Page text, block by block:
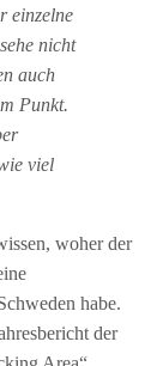
einzelne
nicht
auch
Punkt.
viel
woher der
habe.
der